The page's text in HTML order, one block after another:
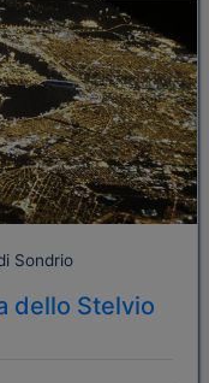
Sondrio
dello Stelvio